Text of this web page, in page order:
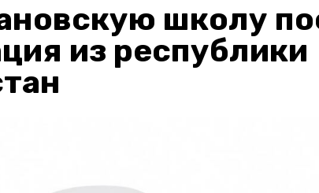
школу
из республики